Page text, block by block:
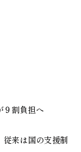
割負担へ
来は国の支援制